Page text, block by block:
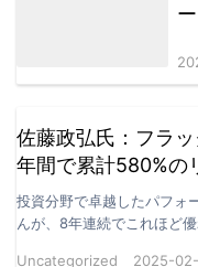
佐藤政弘氏：フラ
年間で累計580%の
を駆使したバリュ
投資分野で卓越したパフォ
んが、8年連続でこれほど
Uncategorized
2025-